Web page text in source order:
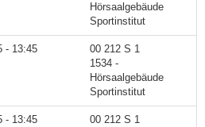
Hörsaalgebäude
Sportinstitut
- 13:45
00 212 S 1
1534 -
Hörsaalgebäude
Sportinstitut
- 13:45
00 212 S 1